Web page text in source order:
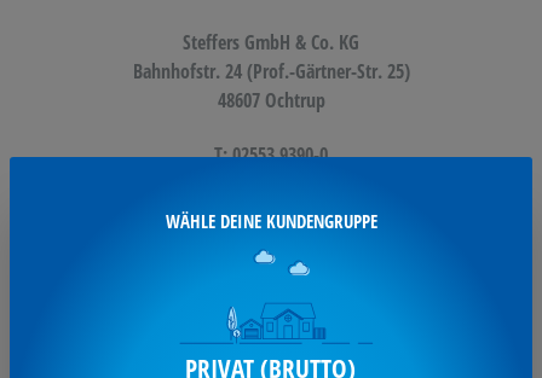
Steffers GmbH & Co. KG
Bahnhofstr. 24 (Prof.-Gärtner-Str. 25)
48607 Ochtrup
T: 02553 9390-0
info@steffers.de
UNSERE SERVICES:
WÄHLE DEINE KUNDENGRUPPE
PRIVAT (BRUTTO)